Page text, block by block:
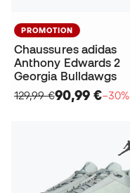
PROMOTION
Chaussures adidas
Anthony Edwards 2
Georgia Bulldawgs
129,99 €90,99 €−30%